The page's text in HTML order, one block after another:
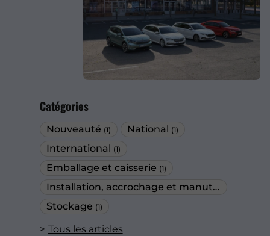
Catégories
Nouveauté (1) National (1)
International (1)
Emballage et caisserie (1)
Installation, accrochage et manutention
Stockage (1)
Tous les articles